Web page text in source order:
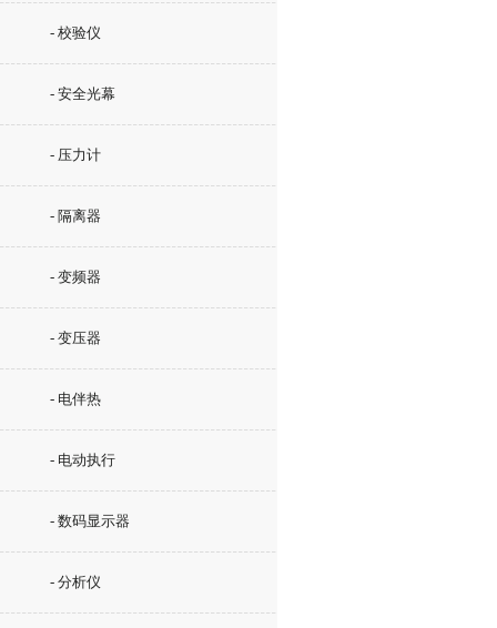
- 校验仪
- 安全光幕
- 压力计
- 隔离器
- 变频器
- 变压器
- 电伴热
- 电动执行
- 数码显示器
- 分析仪